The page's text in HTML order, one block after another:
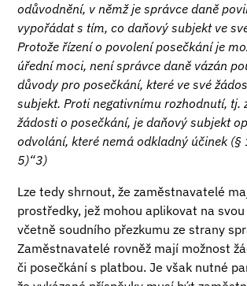
odůvodnění, v němž je správce daně
vypořádat s tím, co daňový subjekt ve
Protože řízení o povolení posečkání je
úřední moci, není správce daně vázán
důvody pro posečkání, které ve své
subjekt. Proti negativnímu rozhodnutí, tj.
žádosti o posečkání, je daňový subjekt
odvolání, které nemá odkladný účinek
5)“3)
Lze tedy shrnout, že zaměstnavatelé
prostředky, jež mohou aplikovat na
včetně soudního přezkumu ze strany
Zaměstnavatelé rovněž mají možnost
či posečkání s platbou. Je však nutné